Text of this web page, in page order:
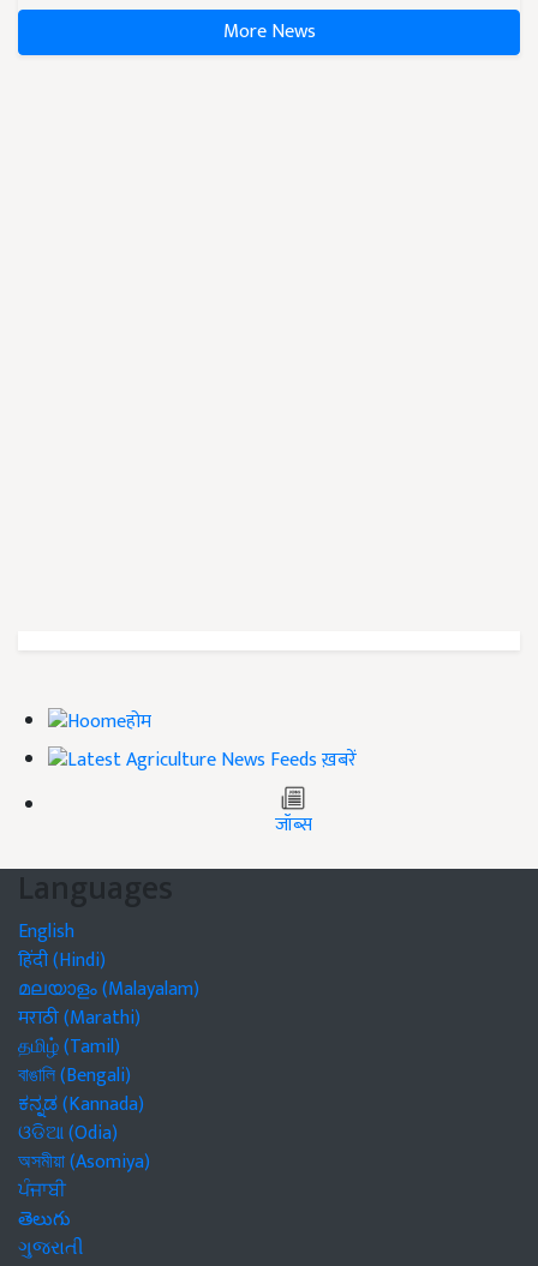
More News
होम
ख़बरें
जॉब्स
Languages
English
हिंदी (Hindi)
മലയാളം (Malayalam)
मराठी (Marathi)
தமிழ் (Tamil)
বাঙালি (Bengali)
ಕನ್ನಡ (Kannada)
ଓଡିଆ (Odia)
অসমীয়া (Asomiya)
ਪੰਜਾਬੀ
తెలుగు
ગુજરાતી